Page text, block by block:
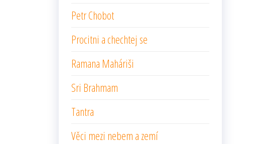
Petr Chobot
Procitni a chechtej se
Ramana Maháriši
Sri Brahmam
Tantra
Věci mezi nebem a zemí